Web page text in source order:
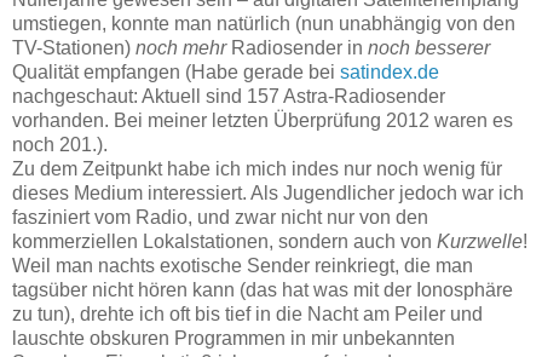
umstiegen, konnte man natürlich (nun unabhängig von den
TV-Stationen) noch mehrRadiosender in noch besserer
Qualität empfangen (Habe gerade bei satindex.de
nachgeschaut: Aktuell sind 157 Astra-Radiosender
vorhanden. Bei meiner letzten Überprüfung 2012 waren es
noch 201.).
Zu dem Zeitpunkt habe ich mich indes nur noch wenig für
dieses Medium interessiert. Als Jugendlicher jedoch war ich
fasziniert vom Radio, und zwar nicht nur von den
kommerziellen Lokalstationen, sondern auch von Kurzwelle!
Weil man nachts exotische Sender reinkriegt, die man
tagsüber nicht hören kann (das hat was mit der Ionosphäre
zu tun), drehte ich oft bis tief in die Nacht am Peiler und
lauschte obskuren Programmen in mir unbekannten